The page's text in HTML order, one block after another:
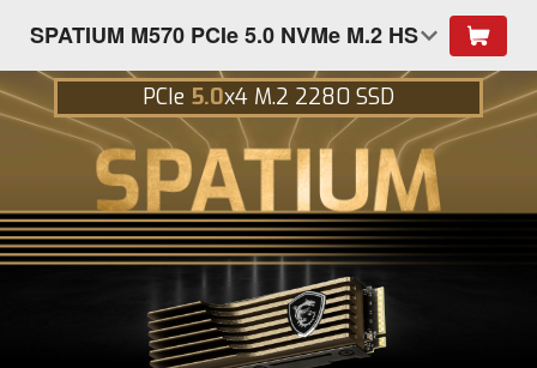
SPATIUM M570 PCIe 5.0 NVMe M.2 HS
PCIe 5.0x4 M.2 2280 SSD